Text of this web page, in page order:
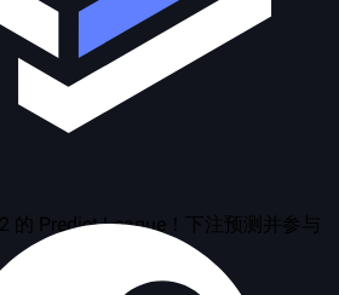
的 Predict League！下注预测并参与